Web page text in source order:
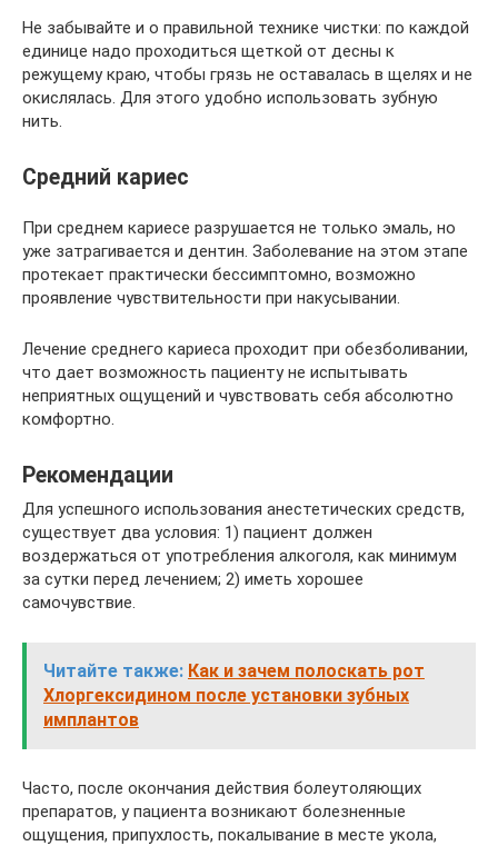
Не забывайте и о правильной технике чистки: по каждой
единице надо проходиться щеткой от десны к
режущему краю, чтобы грязь не оставалась в щелях и не
окислялась. Для этого удобно использовать зубную
нить.
Средний кариес
При среднем кариесе разрушается не только эмаль, но
уже затрагивается и дентин. Заболевание на этом этапе
протекает практически бессимптомно, возможно
проявление чувствительности при накусывании.
Лечение среднего кариеса проходит при обезболивании,
что дает возможность пациенту не испытывать
неприятных ощущений и чувствовать себя абсолютно
комфортно.
Рекомендации
Для успешного использования анестетических средств,
существует два условия: 1) пациент должен
воздержаться от употребления алкоголя, как минимум
за сутки перед лечением; 2) иметь хорошее
самочувствие.
Читайте также: Как и зачем полоскать рот
Хлоргексидином после установки зубных
имплантов
Часто, после окончания действия болеутоляющих
препаратов, у пациента возникают болезненные
ощущения, припухлость, покалывание в месте укола,